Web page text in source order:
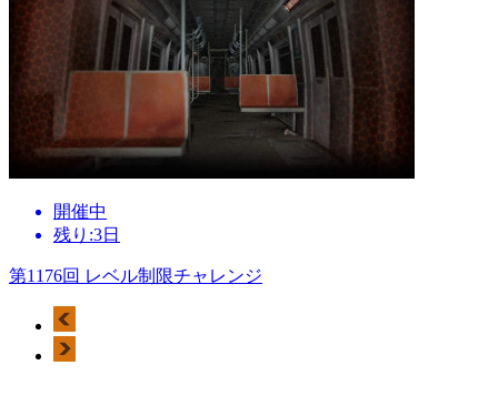
開催中
残り:3日
第1176回 レベル制限チャレンジ